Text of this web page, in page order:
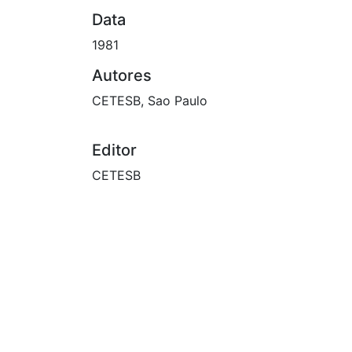
Data
1981
Autores
CETESB, Sao Paulo
Editor
CETESB